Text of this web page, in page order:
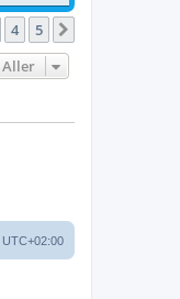
4 5
Aller
UTC+02:00